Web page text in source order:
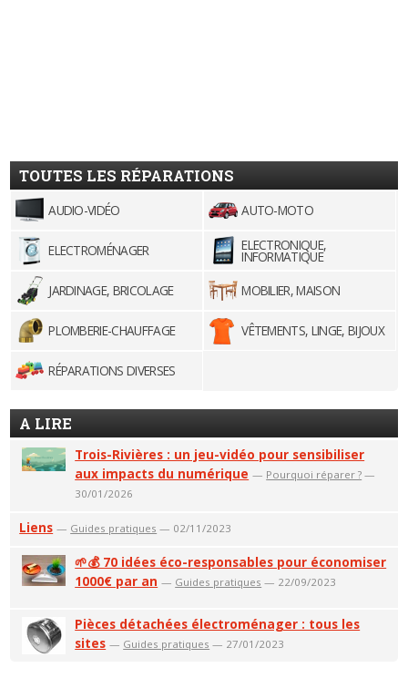
TOUTES LES RÉPARATIONS
AUDIO-VIDÉO AUTO-MOTO
ELECTROMÉNAGER ELECTRONIQUE,
INFORMATIQUE
JARDINAGE, BRICOLAGE
MOBILIER, MAISON
PLOMBERIE-CHAUFFAGE VÊTEMENTS, LINGE, BIJOUX
RÉPARATIONS DIVERSES
A LIRE
Trois-Rivières : un jeu-vidéo pour sensibiliser
aux impacts du numérique — Pourquoi réparer ? —
30/01/2026
Liens — Guides pratiques — 02/11/2023
🌱💰 70 idées éco-responsables pour économiser
1000€ par an — Guides pratiques — 22/09/2023
Pièces détachées électroménager : tous les
sites — Guides pratiques — 27/01/2023